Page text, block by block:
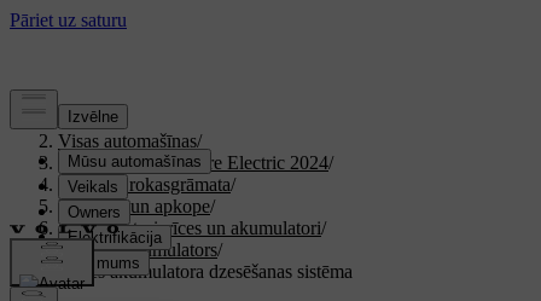
Atbalsts
Visas automašīnas/
XC40 Recharge Pure Electric 2024/
Lietotāja rokasgrāmata/
Kopšana un apkope/
Auto elektroierīces un akumulatori/
Vilces akumulators/
Vilces akumulatora dzesēšanas sistēma